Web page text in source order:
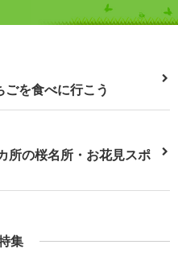
を食べに行こう
所の桜名所・お花見スポ
集